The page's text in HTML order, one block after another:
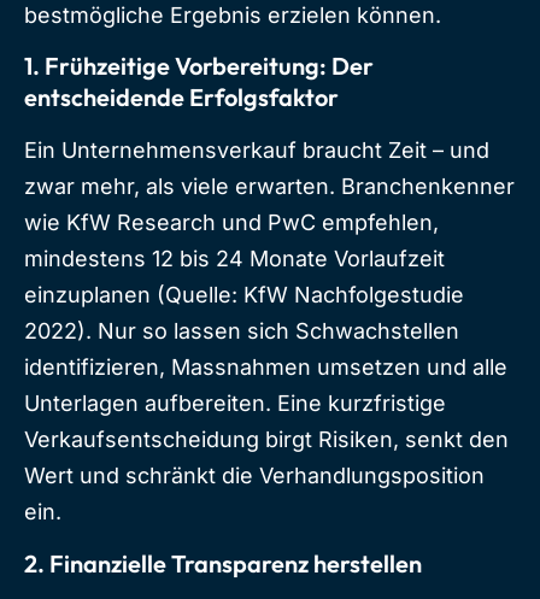
bestmögliche Ergebnis erzielen können.
1. Frühzeitige Vorbereitung: Der
entscheidende Erfolgsfaktor
Ein Unternehmensverkauf braucht Zeit – und
zwar mehr, als viele erwarten. Branchenkenner
wie KfW Research und PwC empfehlen,
mindestens 12 bis 24 Monate Vorlaufzeit
einzuplanen (Quelle: KfW Nachfolgestudie
2022). Nur so lassen sich Schwachstellen
identifizieren, Massnahmen umsetzen und alle
Unterlagen aufbereiten. Eine kurzfristige
Verkaufsentscheidung birgt Risiken, senkt den
Wert und schränkt die Verhandlungsposition
ein.
2. Finanzielle Transparenz herstellen